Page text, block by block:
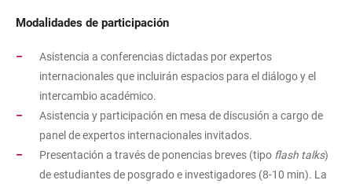
Modalidades de participación
Asistencia a conferencias dictadas por expertos
internacionales que incluirán espacios para el diálogo y el
intercambio académico.
Asistencia y participación en mesa de discusión a cargo de
panel de expertos internacionales invitados.
Presentación a través de ponencias breves (tipo flash talks)
de estudiantes de posgrado e investigadores (8-10 min). La